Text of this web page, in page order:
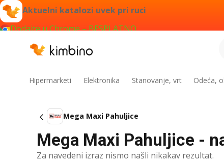
Aktuelni katalozi uvek pri ruci
Dodajte u Chrome – BESPLATNO
Hipermarketi Elektronika Stanovanje, vrt Odeća,
Mega Maxi Pahuljice
Mega Maxi Pahuljice -
Za navedeni izraz nismo našli nikakav rezultat.